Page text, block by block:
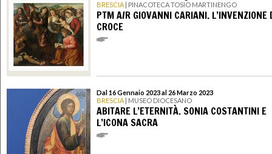
BRESCIA | PINACOTECA TOSIO MARTINENGO
PTM A/R GIOVANNI CARIANI. L’INVENZIONE
CROCE
Dal 16 Gennaio 2023 al 26 Marzo 2023
BRESCIA | MUSEO DIOCESANO
ABITARE L’ETERNITÀ. SONIA COSTANTINI E
L’ICONA SACRA